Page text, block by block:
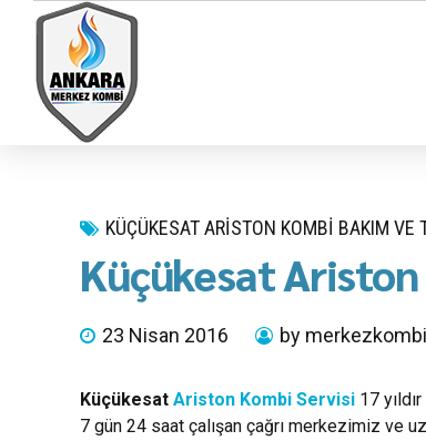
KÜÇÜKESAT ARISTON KOMBI BAKIM VE
Küçükesat
23 Nisan 2016 by merkezkombi
Küçükesat Ariston Kombi Servisi 17
7 gün 24 saat çalışan çağrı merkezimiz ve